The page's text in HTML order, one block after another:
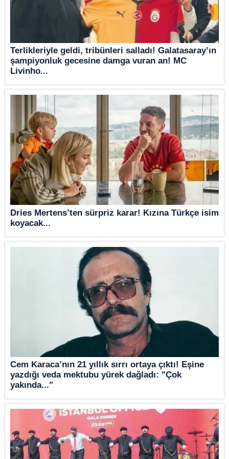
Terlikleriyle geldi, tribünleri salladı! Galatasaray’ın
şampiyonluk gecesine damga vuran an! MC
Livinho...
Dries Mertens’ten sürpriz karar! Kızına Türkçe isim
koyacak...
Cem Karaca’nın 21 yıllık sırrı ortaya çıktı! Eşine
yazdığı veda mektubu yürek dağladı: "Çok
yakında..."